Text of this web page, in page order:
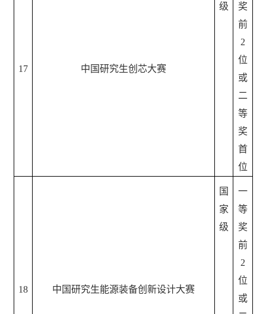
17 中国研究生创芯大赛
级
奖
前
2
位
或
二
等
奖
首
位
18 中国研究生能源装备创新设计大赛
国
家
级
一
等
奖
前
2
位
或